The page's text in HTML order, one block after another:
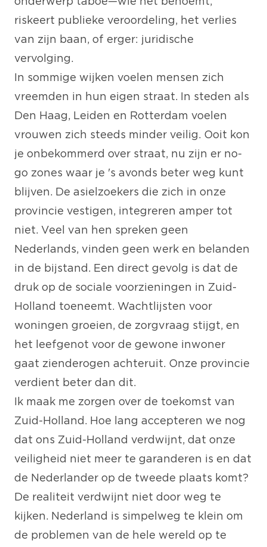
riskeert publieke veroordeling, het verlies
van zijn baan, of erger: juridische
vervolging.
In sommige wijken voelen mensen zich
vreemden in hun eigen straat. In steden als
Den Haag, Leiden en Rotterdam voelen
vrouwen zich steeds minder veilig. Ooit kon
je onbekommerd over straat, nu zijn er no-
go zones waar je 's avonds beter weg kunt
blijven. De asielzoekers die zich in onze
provincie vestigen, integreren amper tot
niet. Veel van hen spreken geen
Nederlands, vinden geen werk en belanden
in de bijstand. Een direct gevolg is dat de
druk op de sociale voorzieningen in Zuid-
Holland toeneemt. Wachtlijsten voor
woningen groeien, de zorgvraag stijgt, en
het leefgenot voor de gewone inwoner
gaat zienderogen achteruit. Onze provincie
verdient beter dan dit.
Ik maak me zorgen over de toekomst van
Zuid-Holland. Hoe lang accepteren we nog
dat ons Zuid-Holland verdwijnt, dat onze
veiligheid niet meer te garanderen is en dat
de Nederlander op de tweede plaats komt?
De realiteit verdwijnt niet door weg te
kijken. Nederland is simpelweg te klein om
de problemen van de hele wereld op te